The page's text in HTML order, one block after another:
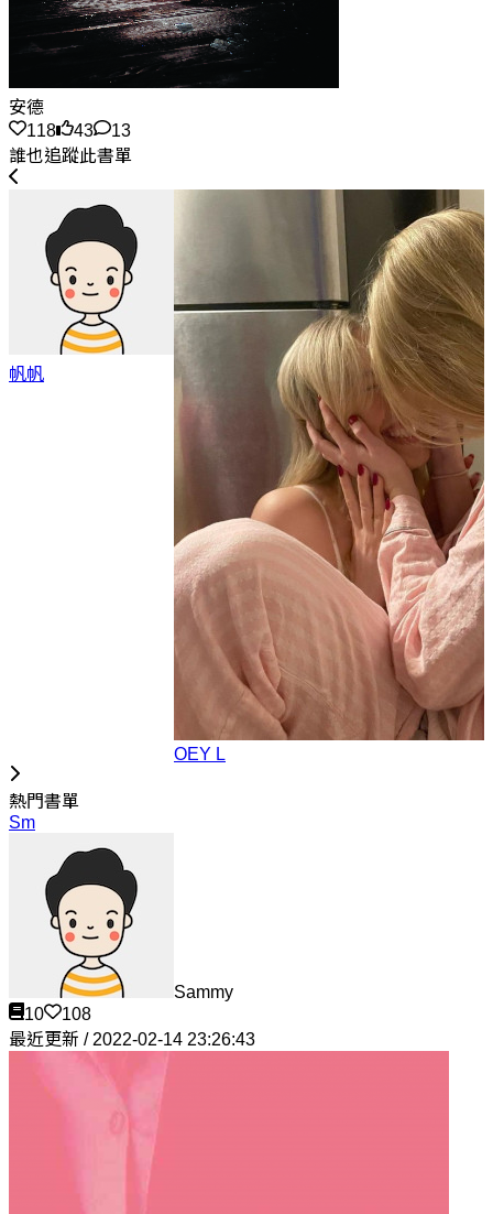
安德
118
43
13
誰也追蹤此書單
帆帆
OEY L
熱門書單
Sm
Sammy
10
108
最近更新 / 2022-02-14 23:26:43